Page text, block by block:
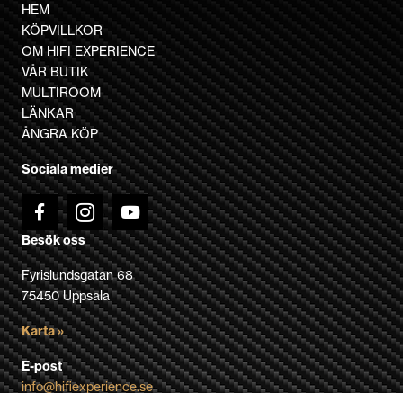
varianter.
De
olika
alternativen
kan
väljas
på
produktsidan
HEM
KÖPVILLKOR
OM HIFI EXPERIENCE
VÅR BUTIK
MULTIROOM
LÄNKAR
ÅNGRA KÖP
Sociala medier
Besök oss
Fyrislundsgatan 68
75450 Uppsala
Karta »
E-post
info@hifiexperience.se